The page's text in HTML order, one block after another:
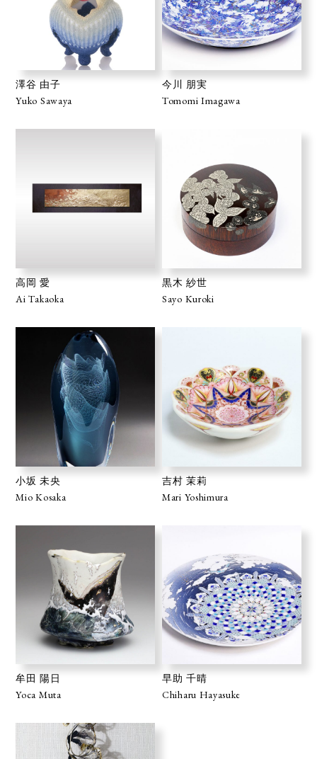
澤谷 由子
Yuko Sawaya
今川 朋実
Tomomi Imagawa
高岡 愛
Ai Takaoka
黒木 紗世
Sayo Kuroki
小坂 未央
Mio Kosaka
吉村 茉莉
Mari Yoshimura
牟田 陽日
Yoca Muta
早助 千晴
Chiharu Hayasuke